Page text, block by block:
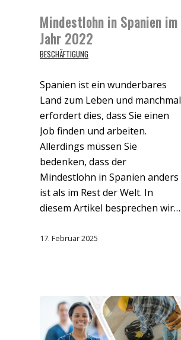
Mindestlohn in Spanien im
Jahr 2022
BESCHÄFTIGUNG
Spanien ist ein wunderbares
Land zum Leben und manchmal
erfordert dies, dass Sie einen
Job finden und arbeiten.
Allerdings müssen Sie
bedenken, dass der
Mindestlohn in Spanien anders
ist als im Rest der Welt. In
diesem Artikel besprechen wir…
17. Februar 2025